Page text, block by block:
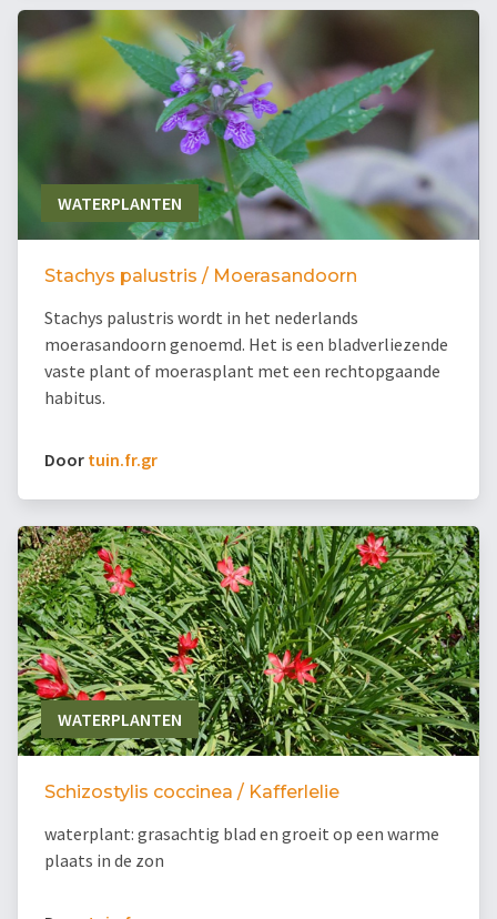
WATERPLANTEN
Stachys palustris / Moerasandoorn
Stachys palustris wordt in het nederlands
moerasandoorn genoemd. Het is een bladverliezende
vaste plant of moerasplant met een rechtopgaande
habitus.
Door tuin.fr.gr
WATERPLANTEN
Schizostylis coccinea / Kafferlelie
waterplant: grasachtig blad en groeit op een warme
plaats in de zon